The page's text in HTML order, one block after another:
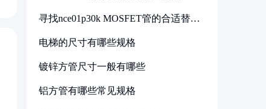
寻找nce01p30k MOSFET管的合适替代
电梯的尺寸有哪些规格
镀锌方管尺寸一般有哪些
铝方管有哪些常见规格